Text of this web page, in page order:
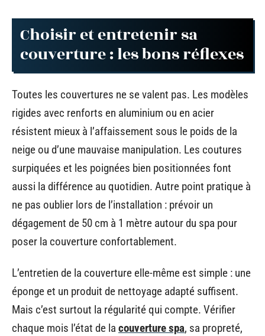
Choisir et entretenir sa
couverture : les bons réflexes
Toutes les couvertures ne se valent pas. Les modèles
rigides avec renforts en aluminium ou en acier
résistent mieux à l’affaissement sous le poids de la
neige ou d’une mauvaise manipulation. Les coutures
surpiquées et les poignées bien positionnées font
aussi la différence au quotidien. Autre point pratique à
ne pas oublier lors de l’installation : prévoir un
dégagement de 50 cm à 1 mètre autour du spa pour
poser la couverture confortablement.
L’entretien de la couverture elle-même est simple : une
éponge et un produit de nettoyage adapté suffisent.
Mais c’est surtout la régularité qui compte. Vérifier
chaque mois l’état de la couverture spa, sa propreté,